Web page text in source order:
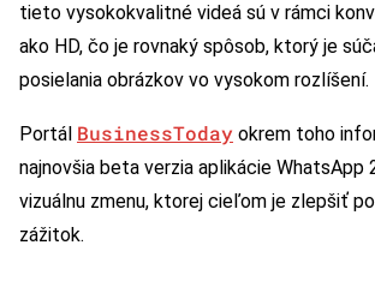
tieto vysokokvalitné videá sú v rámci
ako HD, čo je rovnaký spôsob, ktorý je
posielania obrázkov vo vysokom rozlíšení.
Portál BusinessToday okrem toho
najnovšia beta verzia aplikácie WhatsApp
vizuálnu zmenu, ktorej cieľom je zlepšiť
zážitok.